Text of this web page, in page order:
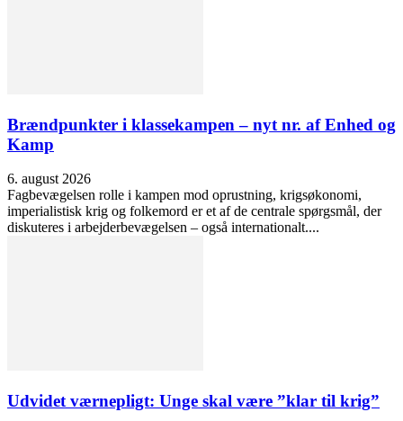
Brændpunkter i klassekampen – nyt nr. af Enhed og
Kamp
6. august 2026
Fagbevægelsen rolle i kampen mod oprustning, krigsøkonomi,
imperialistisk krig og folkemord er et af de centrale spørgsmål, der
diskuteres i arbejderbevægelsen – også internationalt....
Udvidet værnepligt: Unge skal være ”klar til krig”